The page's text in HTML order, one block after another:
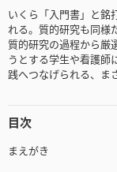
いくら「入門書」と銘
れる。質的研究も同様
質的研究の過程から厳
うとする学生や看護師
践へつなげられる、ま
目次
まえがき